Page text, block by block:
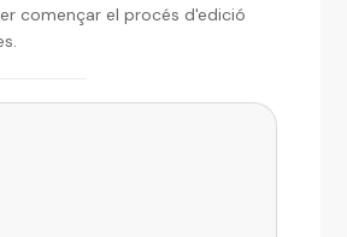
començar el procés d'edició